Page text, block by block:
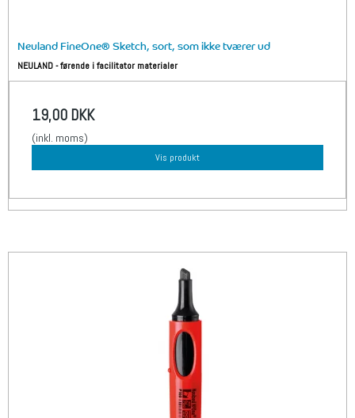
Neuland FineOne® Sketch, sort, som ikke tværer ud
NEULAND - førende i facilitator materialer
19,00 DKK
(inkl. moms)
Vis produkt